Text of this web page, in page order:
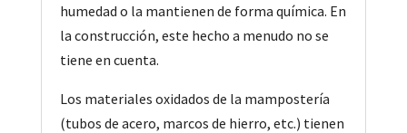
humedad o la mantienen de forma química. En
la construcción, este hecho a menudo no se
tiene en cuenta.
Los materiales oxidados de la mampostería
(tubos de acero, marcos de hierro, etc.) tienen